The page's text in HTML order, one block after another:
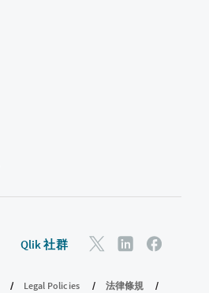
Qlik 社群
Legal Policies 法律條規